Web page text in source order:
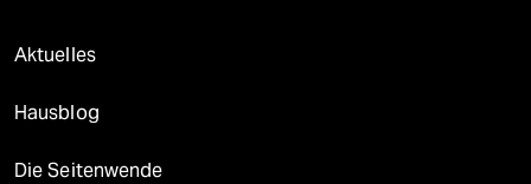
Aktuelles
Hausblog
Die Seitenwende